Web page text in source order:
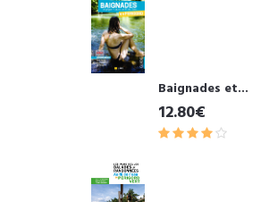
Baignades et...
12.80€